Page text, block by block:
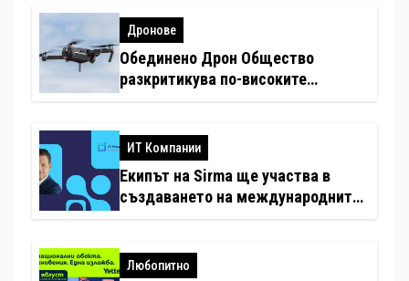
Дронове
Обединено Дрон Общество
разкритикува по-високите
ИТ Компании
Екипът на Sirma ще участва в
създаването на международните
хотелиерството
Любопитно